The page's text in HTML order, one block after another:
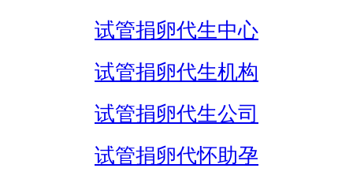
试管捐卵代生中心
试管捐卵代生机构
试管捐卵代生公司
试管捐卵代怀助孕